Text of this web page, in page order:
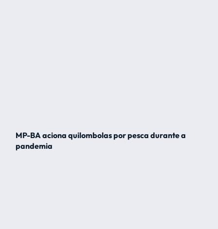
MP-BA aciona quilombolas por pesca durante a
pandemia